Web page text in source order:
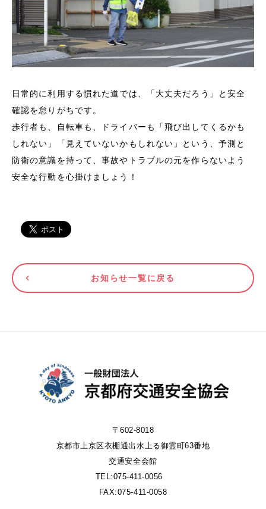
日常的に利用する慣れた道では、「大丈夫だろう」と安全
確認を怠りがちです。
歩行者も、自転車も、ドライバーも「飛び出してくるかも
しれない」「見えていないかもしれない」という、予測と
防衛の意識を持って、事故やトラブルの元を作らないよう
安全な行動を心掛けましょう！
お知らせ一覧に戻る
〒602-8018
京都市上京区衣棚通出水上る御霊町63番地
交通安全会館
TEL:075-411-0056
FAX:075-411-0058